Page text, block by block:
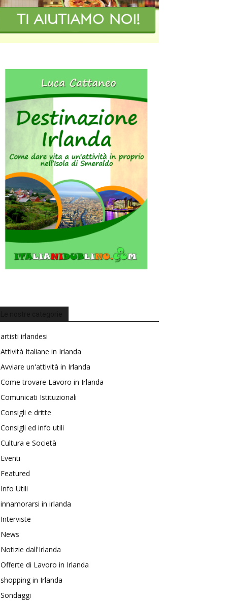
artisti irlandesi
Attività Italiane in Irlanda
Avviare un'attività in Irlanda
Come trovare Lavoro in Irlanda
Comunicati Istituzionali
Consigli e dritte
Consigli ed info utili
Cultura e Società
Eventi
Featured
Info Utili
innamorarsi in irlanda
Interviste
News
Notizie dall'Irlanda
Offerte di Lavoro in Irlanda
shopping in Irlanda
Sondaggi